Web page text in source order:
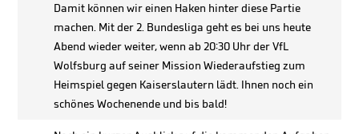
Damit können wir einen Haken hinter diese Partie
machen. Mit der 2. Bundesliga geht es bei uns heute
Abend wieder weiter, wenn ab 20:30 Uhr der VfL
Wolfsburg auf seiner Mission Wiederaufstieg zum
Heimspiel gegen Kaiserslautern lädt. Ihnen noch ein
schönes Wochenende und bis bald!